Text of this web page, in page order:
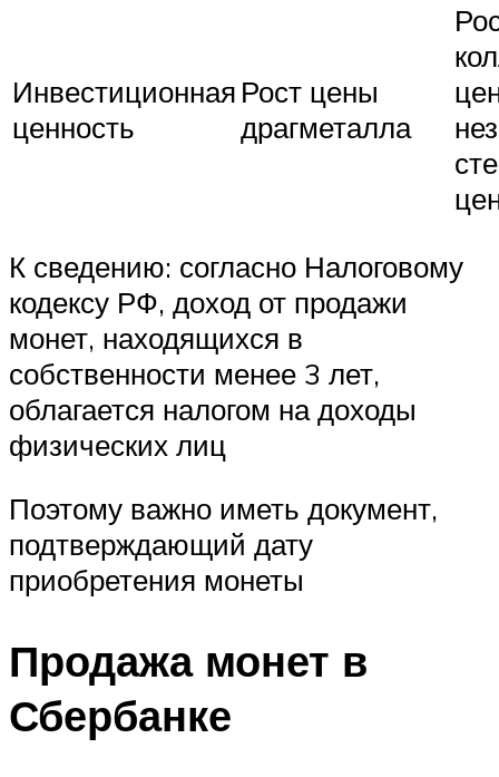
Инвестиционная
ценность
Рост цены
драгметалла
К сведению: согласно Налоговому
кодексу РФ, доход от продажи
монет, находящихся в
собственности менее 3 лет,
облагается налогом на доходы
физических лиц
Поэтому важно иметь документ,
подтверждающий дату
приобретения монеты
Продажа монет в
Сбербанке